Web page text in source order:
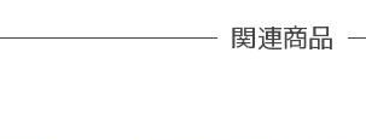
関連商品